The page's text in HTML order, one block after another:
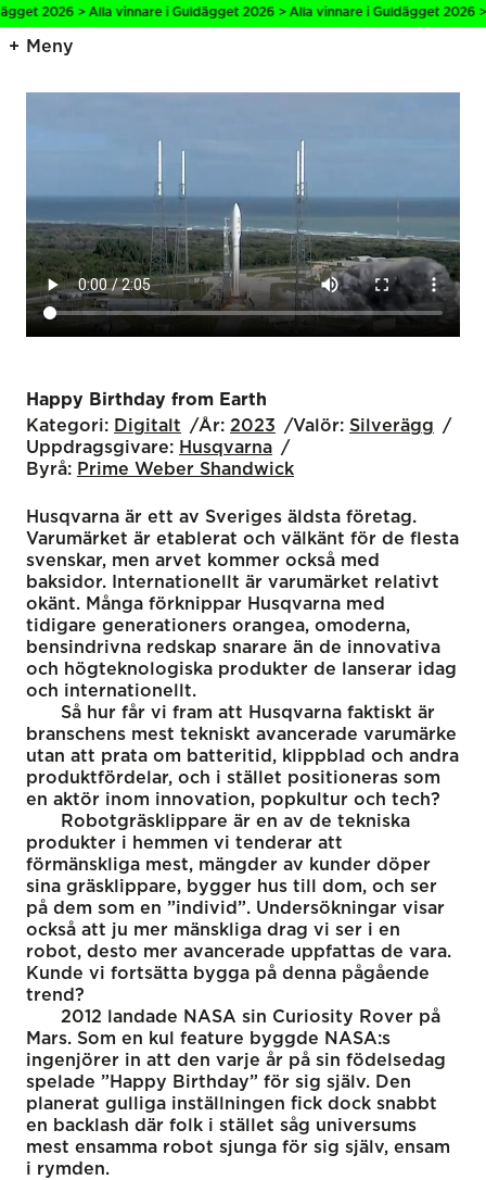
2026 > Alla vinnare i Guldägget 2026 > Alla vinnare i Guldägget 2026 >
Meny
Happy Birthday from Earth
Kategori: Digitalt År: 2023 Valör: Silverägg
Uppdragsgivare: Husqvarna
Byrå: Prime Weber Shandwick
Husqvarna är ett av Sveriges äldsta företag.
Varumärket är etablerat och välkänt för de flesta
svenskar, men arvet kommer också med
baksidor. Internationellt är varumärket relativt
okänt. Många förknippar Husqvarna med
tidigare generationers orangea, omoderna,
bensindrivna redskap snarare än de innovativa
och högteknologiska produkter de lanserar idag
och internationellt.
Så hur får vi fram att Husqvarna faktiskt är
branschens mest tekniskt avancerade varumärke
utan att prata om batteritid, klippblad och andra
produktfördelar, och i stället positioneras som
en aktör inom innovation, popkultur och tech?
Robotgräsklippare är en av de tekniska
produkter i hemmen vi tenderar att
förmänskliga mest, mängder av kunder döper
sina gräsklippare, bygger hus till dom, och ser
på dem som en ”individ”. Undersökningar visar
också att ju mer mänskliga drag vi ser i en
robot, desto mer avancerade uppfattas de vara.
Kunde vi fortsätta bygga på denna pågående
trend?
2012 landade NASA sin Curiosity Rover på
Mars. Som en kul feature byggde NASA:s
ingenjörer in att den varje år på sin födelsedag
spelade ”Happy Birthday” för sig själv. Den
planerat gulliga inställningen fick dock snabbt
en backlash där folk i stället såg universums
mest ensamma robot sjunga för sig själv, ensam
i rymden.